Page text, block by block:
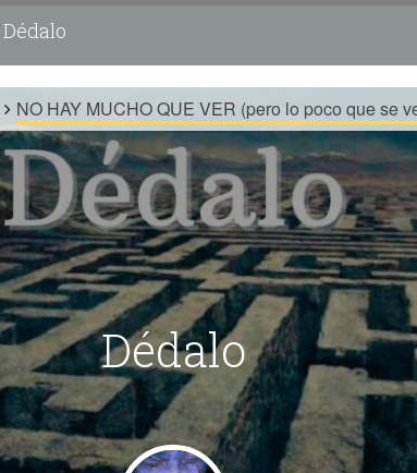
Dédalo
NO HAY MUCHO QUE VER (pero lo poco que se
Dédalo